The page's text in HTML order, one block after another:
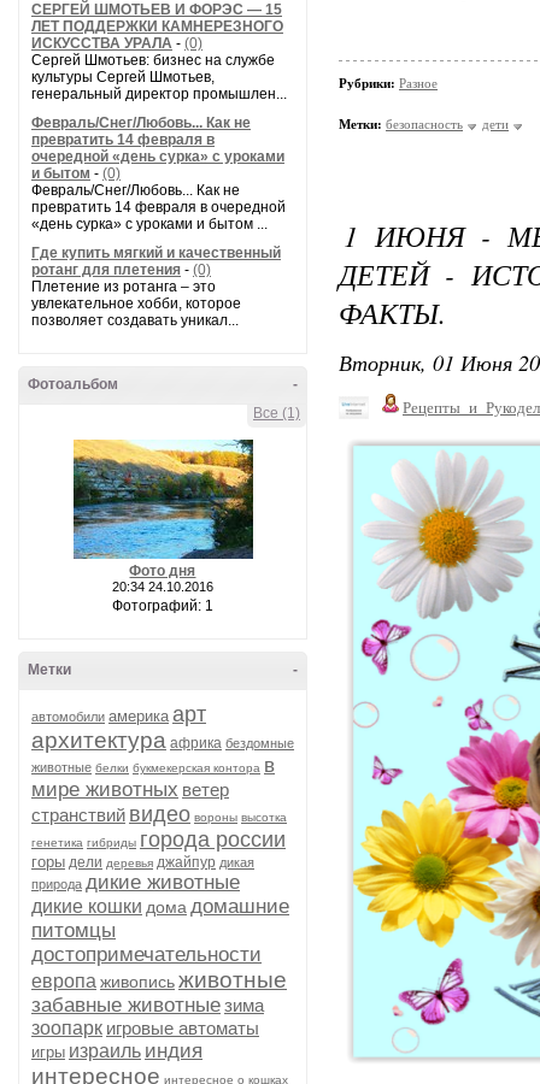
СЕРГЕЙ ШМОТЬЕВ И ФОРЭС — 15
ЛЕТ ПОДДЕРЖКИ КАМНЕРЕЗНОГО
ИСКУССТВА УРАЛА - (0)
Сергей Шмотьев: бизнес на службе
культуры Сергей Шмотьев,
генеральный директор промышлен...
Февраль/Снег/Любовь... Как не
превратить 14 февраля в
очередной «день сурка» с уроками
и бытом - (0)
Февраль/Снег/Любовь... Как не
превратить 14 февраля в очередной
«день сурка» с уроками и бытом ...
Где купить мягкий и качественный
ротанг для плетения - (0)
Плетение из ротанга – это
увлекательное хобби, которое
позволяет создавать уникал...
-
Фотоальбом
Все (1)
Фото дня
20:34 24.10.2016
Фотографий: 1
-
Метки
автомобили америка арт
архитектура африка бездомные
животные белки букмекерская контора в
мире животных ветер
странствий видео вороны высотка
генетика гибриды города россии
горы дели деревья джайпур дикая
природа дикие животные
дикие кошки дома домашние
питомцы
достопримечательности
европа живописьживотные
забавные животныезима
зоопарк игровые автоматы
игры израиль индия
интересное интересное о кошках
Рубрики: Разное
Метки: безопасность дети
1 ИЮНЯ -
ДЕТЕЙ -
ФАКТЫ.
Вторник, 01 Июня